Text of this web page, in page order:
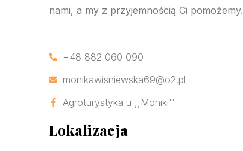
nami, a my z przyjemnością Ci pomożemy.
+48 882 060 090
monikawisniewska69@o2.pl
Agroturystyka u ,,Moniki''
Lokalizacja